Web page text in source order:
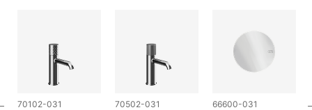
70102-031 70502-031 66600-031